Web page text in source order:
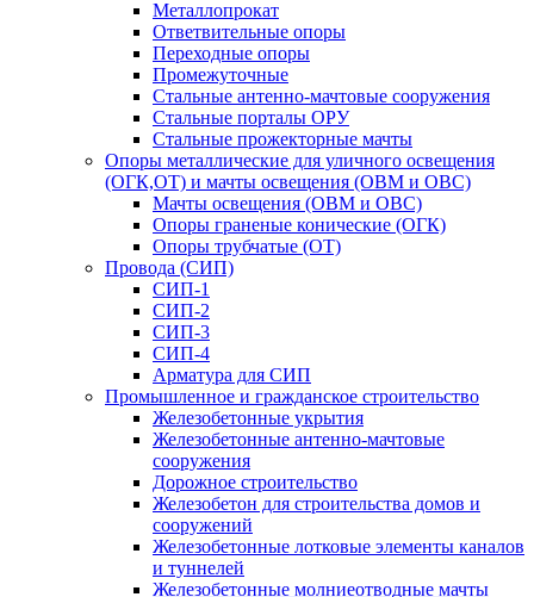
Металлопрокат
Ответвительные опоры
Переходные опоры
Промежуточные
Стальные антенно-мачтовые сооружения
Стальные порталы ОРУ
Стальные прожекторные мачты
Опоры металлические для уличного освещения
(ОГК,ОТ) и мачты освещения (ОВМ и ОВС)
Мачты освещения (ОВМ и ОВС)
Опоры граненые конические (ОГК)
Опоры трубчатые (ОТ)
Провода (СИП)
СИП-1
СИП-2
СИП-3
СИП-4
Арматура для СИП
Промышленное и гражданское строительство
Железобетонные укрытия
Железобетонные антенно-мачтовые
сооружения
Дорожное строительство
Железобетон для строительства домов и
сооружений
Железобетонные лотковые элементы каналов
и туннелей
Железобетонные молниеотводные мачты